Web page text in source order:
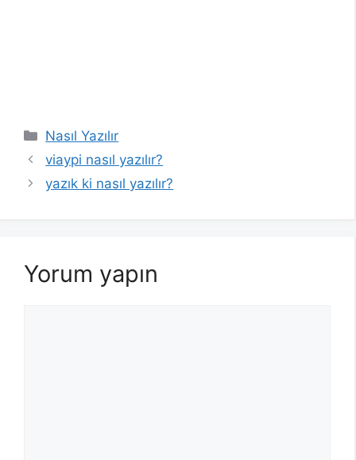
Kategoriler
Nasıl Yazılır
viaypi nasıl yazılır?
yazık ki nasıl yazılır?
Yorum yapın